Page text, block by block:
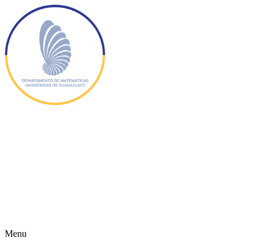
Menu